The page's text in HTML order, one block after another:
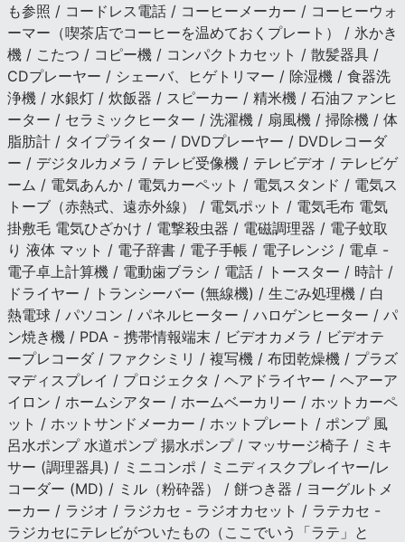
も参照 / コードレス電話 / コーヒーメーカー / コーヒーウォ
ーマー（喫茶店でコーヒーを温めておくプレート） / 氷かき
機 / こたつ / コピー機 / コンパクトカセット / 散髪器具 /
CDプレーヤー / シェーバ、ヒゲトリマー / 除湿機 / 食器洗
浄機 / 水銀灯 / 炊飯器 / スピーカー / 精米機 / 石油ファンヒ
ーター / セラミックヒーター / 洗濯機 / 扇風機 / 掃除機 / 体
脂肪計 / タイプライター / DVDプレーヤー / DVDレコーダ
ー / デジタルカメラ / テレビ受像機 / テレビデオ / テレビゲ
ーム / 電気あんか / 電気カーペット / 電気スタンド / 電気ス
トーブ（赤熱式、遠赤外線） / 電気ポット / 電気毛布 電気
掛敷毛 電気ひざかけ / 電撃殺虫器 / 電磁調理器 / 電子蚊取
り 液体 マット / 電子辞書 / 電子手帳 / 電子レンジ / 電卓 -
電子卓上計算機 / 電動歯ブラシ / 電話 / トースター / 時計 /
ドライヤー / トランシーバー (無線機) / 生ごみ処理機 / 白
熱電球 / パソコン / パネルヒーター / ハロゲンヒーター / パ
ン焼き機 / PDA - 携帯情報端末 / ビデオカメラ / ビデオテ
ープレコーダ / ファクシミリ / 複写機 / 布団乾燥機 / プラズ
マディスプレイ / プロジェクタ / ヘアドライヤー / ヘアーア
イロン / ホームシアター / ホームベーカリー / ホットカーペ
ット / ホットサンドメーカー / ホットプレート / ポンプ 風
呂水ポンプ 水道ポンプ 揚水ポンプ / マッサージ椅子 / ミキ
サー (調理器具) / ミニコンポ / ミニディスクプレイヤー/レ
コーダー (MD) / ミル（粉砕器） / 餅つき器 / ヨーグルトメ
ーカー / ラジオ / ラジカセ - ラジオカセット / ラテカセ -
ラジカセにテレビがついたもの（ここでいう「ラテ」と